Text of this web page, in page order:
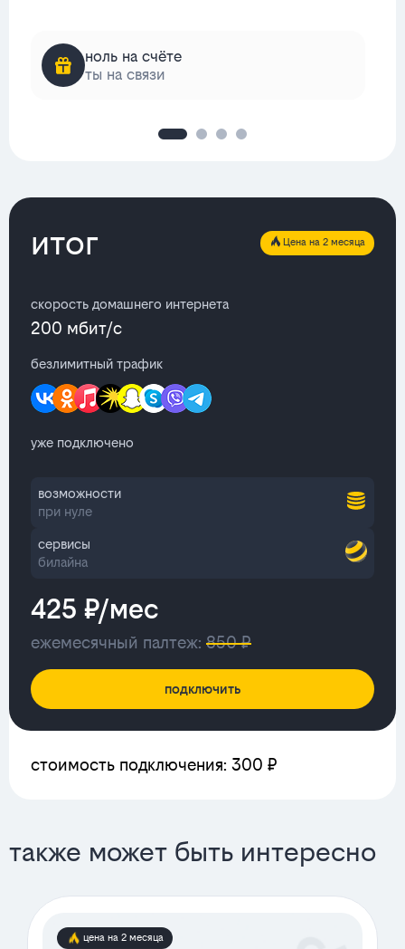
ноль на счёте
ты на связи
итог Цена на 2 месяца
скорость домашнего интернета
200 мбит/с
безлимитный трафик
уже подключено
возможности
при нуле
сервисы
билайна
425 ₽/мес
ежемесячный палтеж: 850 ₽
подключить
стоимость подключения: 300 ₽
также может быть интересно
цена на 2 месяца